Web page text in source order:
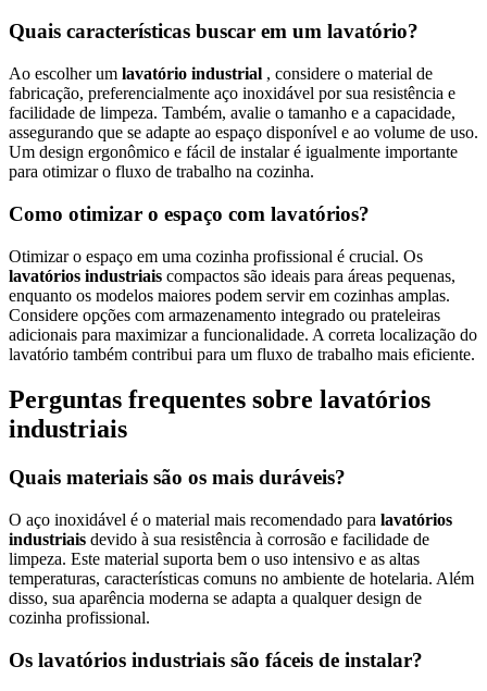
Quais características buscar em um lavatório?
Ao escolher um lavatório industrial , considere o material de
fabricação, preferencialmente aço inoxidável por sua resistência e
facilidade de limpeza. Também, avalie o tamanho e a capacidade,
assegurando que se adapte ao espaço disponível e ao volume de uso.
Um design ergonômico e fácil de instalar é igualmente importante
para otimizar o fluxo de trabalho na cozinha.
Como otimizar o espaço com lavatórios?
Otimizar o espaço em uma cozinha profissional é crucial. Os
lavatórios industriais compactos são ideais para áreas pequenas,
enquanto os modelos maiores podem servir em cozinhas amplas.
Considere opções com armazenamento integrado ou prateleiras
adicionais para maximizar a funcionalidade. A correta localização do
lavatório também contribui para um fluxo de trabalho mais eficiente.
Perguntas frequentes sobre lavatórios
industriais
Quais materiais são os mais duráveis?
O aço inoxidável é o material mais recomendado para lavatórios
industriais devido à sua resistência à corrosão e facilidade de
limpeza. Este material suporta bem o uso intensivo e as altas
temperaturas, características comuns no ambiente de hotelaria. Além
disso, sua aparência moderna se adapta a qualquer design de
cozinha profissional.
Os lavatórios industriais são fáceis de instalar?